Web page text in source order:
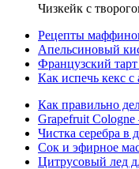
Чизкейк с
Рецепты
Апельсиновый
Французский
Как испечь кекс
Как правильно
Grapefruit
Чистка серебра в
Сок и эфирное
Цитрусовый лед